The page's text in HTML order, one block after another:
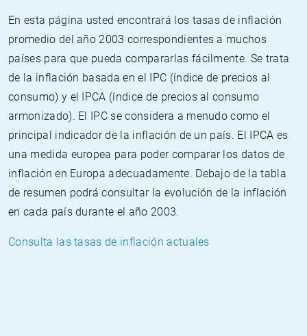
En esta página usted encontrará los tasas de inflación
promedio del año 2003 correspondientes a muchos
países para que pueda compararlas fácilmente. Se trata
de la inflación basada en el IPC (índice de precios al
consumo) y el IPCA (índice de precios al consumo
armonizado). El IPC se considera a menudo como el
principal indicador de la inflación de un país. El IPCA es
una medida europea para poder comparar los datos de
inflación en Europa adecuadamente. Debajo de la tabla
de resumen podrá consultar la evolución de la inflación
en cada país durante el año 2003.
Consulta las tasas de inflación actuales